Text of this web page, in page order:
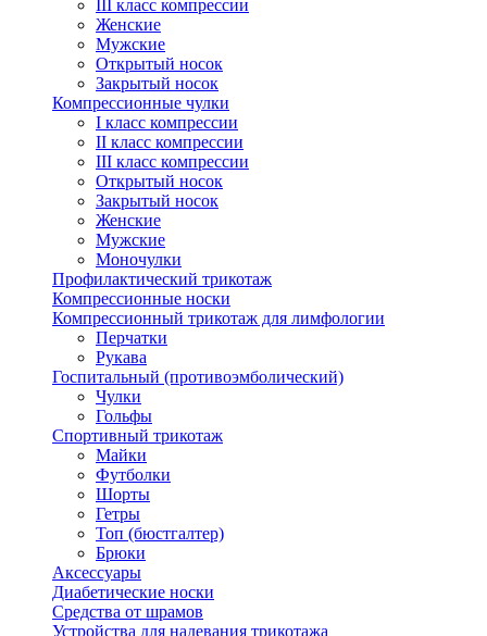
III класс компрессии
Женские
Мужские
Открытый носок
Закрытый носок
Компрессионные чулки
I класс компрессии
II класс компрессии
III класс компрессии
Открытый носок
Закрытый носок
Женские
Мужские
Моночулки
Профилактический трикотаж
Компрессионные носки
Компрессионный трикотаж для лимфологии
Перчатки
Рукава
Госпитальный (противоэмболический)
Чулки
Гольфы
Спортивный трикотаж
Майки
Футболки
Шорты
Гетры
Топ (бюстгалтер)
Брюки
Аксессуары
Диабетические носки
Средства от шрамов
Устройства для надевания трикотажа